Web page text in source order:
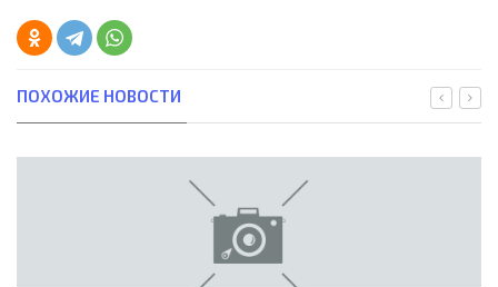
ПОХОЖИЕ НОВОСТИ